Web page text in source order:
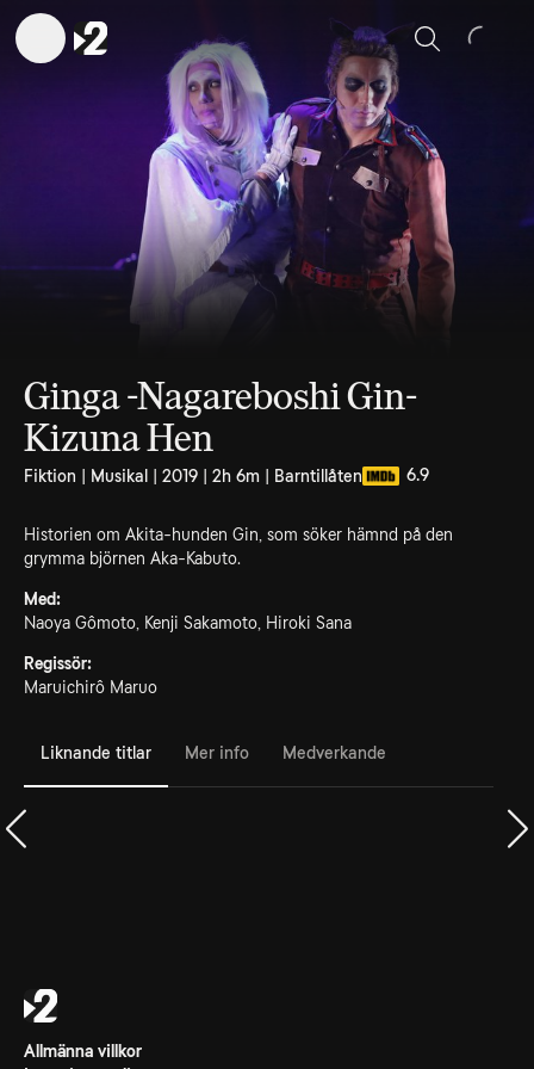
Sök
Ginga -Nagareboshi Gin-
Kizuna Hen
Fiktion | Musikal | 2019 | 2h 6m | Barntillåten 6.9
Historien om Akita-hunden Gin, som söker hämnd på den
grymma björnen Aka-Kabuto.
Med:
Naoya Gômoto, Kenji Sakamoto, Hiroki Sana
Regissör:
Maruichirô Maruo
Liknande titlar Mer info Medverkande
Allmänna villkor